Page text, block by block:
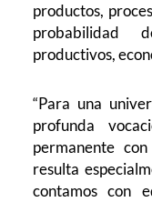
productos,
probabilidad
productivos,
“Para una
profunda
permanente
resulta
contamos con